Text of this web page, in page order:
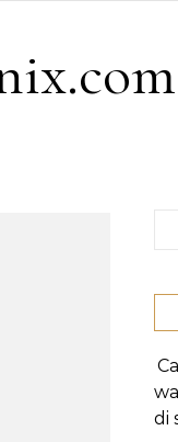
di